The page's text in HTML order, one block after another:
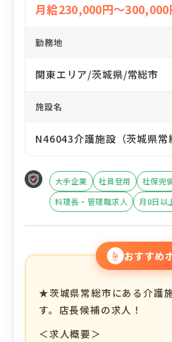
月給230,000円～300,000
勤務地
関東エリア/茨城県/常総市
施設名
N46043介護施設（茨城県常
大手企業 社員登用 社保完
料理長・管理職求人
月8日以
☝ おすすめ
★茨城県常総市にある介護
す。店長候補の求人！
＜求人概要＞